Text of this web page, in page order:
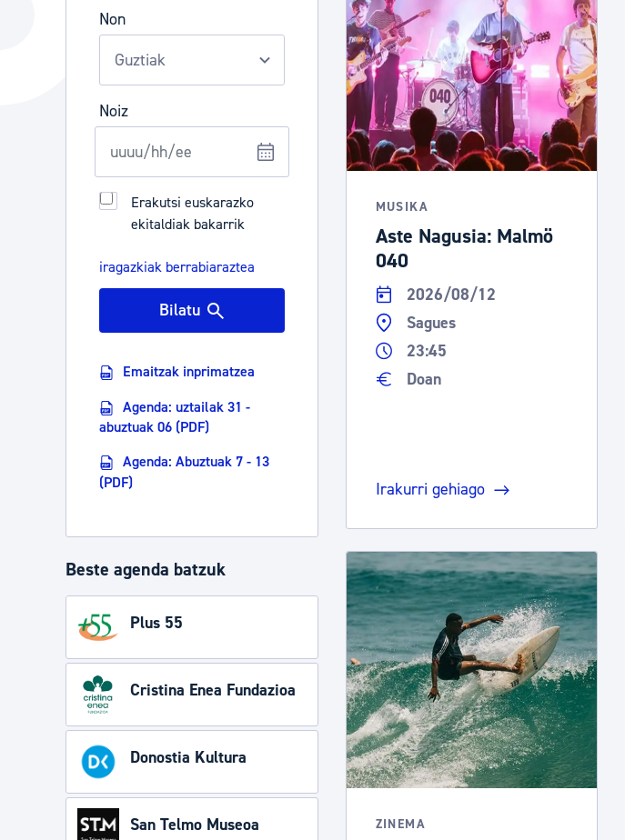
Hiria orain
Hiria ezagutu
Etorkizuneko hiria
Aktualitatea
Albisteak
Abisuak
Kultur agenda
Non
Noiz
Erakutsi euskarazko
ekitaldiak bakarrik
iragazkiak berrabiaraztea
Bilatu
Emaitzak inprimatzea
Agenda: uztailak 31 -
abuztuak 06 (PDF)
Agenda: Abuztuak 7 - 13
(PDF)
Beste agenda batzuk
Plus 55
Cristina Enea Fundazioa
Donostia Kultura
San Telmo Museoa
MUSIKA
Aste Nagusia: Malmö
040
2026/08/12
Sagues
23:45
Doan
Irakurri gehiago
ZINEMA